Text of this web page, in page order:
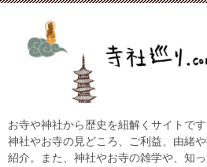
お寺や神社から歴史を紐解くサイトで
神社やお寺の見どころ、ご利益、由緒
紹介。また、神社やお寺の雑学や、知